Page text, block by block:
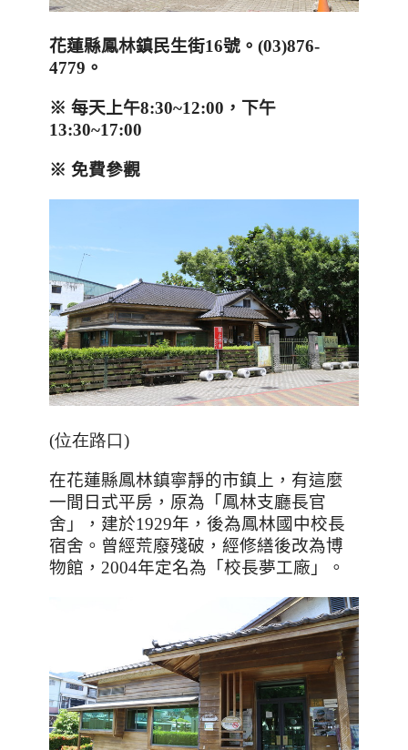
花蓮縣鳳林鎮民生街16號。 (03)876-
4779 。
※ 每天上午8:30~12:00 ，下午
13:30~17:00
※ 免費參觀
(位在路口)
在花蓮縣鳳林鎮寧靜的市鎮上，有這麼
一間日式平房，原為「鳳林支廳長官
舍」，建於1929年，後為鳳林國中校長
宿舍。曾經荒廢殘破，經修繕後改為博
物館， 2004年定名為「校長夢工廠」。